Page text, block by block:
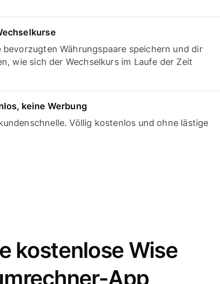
bevorzugten Währungspaare speichern und dir
wie sich der Wechselkurs im Laufe der Zeit
keine Werbung
Völlig kostenlos und ohne lästige
kostenlose Wise
App